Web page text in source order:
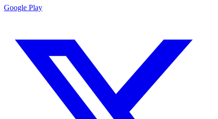
Google Play